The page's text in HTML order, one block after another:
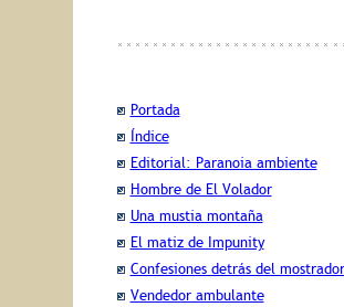
Portada
Índice
Editorial: Paranoia ambiente
Hombre de El Volador
Una mustia montaña
El matiz de Impunity
Confesiones detrás del mostrador
Vendedor ambulante